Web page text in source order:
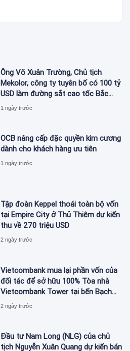
Ông Võ Xuân Trường, Chủ tịch
Mekolor, công ty tuyên bố có 100 tỷ
USD làm đường sắt cao tốc Bắc
Nam bị bắt
1 ngày trước
OCB nâng cấp đặc quyền kim cương
dành cho khách hàng ưu tiên
1 ngày trước
Tập đoàn Keppel thoái toàn bộ vốn
tại Empire City ở Thủ Thiêm dự kiến
thu về 270 triệu USD
2 ngày trước
Vietcombank mua lại phần vốn của
đối tác để sở hữu 100% Tòa nhà
Vietcombank Tower tại bến Bạch
Đằng
2 ngày trước
Đầu tư Nam Long (NLG) của chủ
tịch Nguyễn Xuân Quang dự kiến bán